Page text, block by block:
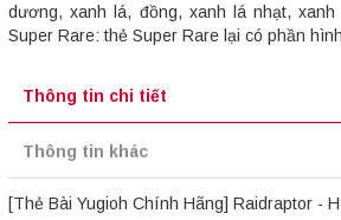
dương, xanh lá, đồng, xanh lá nhạt,
Super Rare: thẻ Super Rare lại có phần
Thông tin chi tiết
Thông tin khác
[Thẻ Bài Yugioh Chính Hãng] Raidraptor -